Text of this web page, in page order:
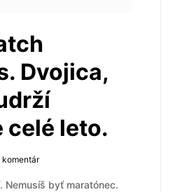
Dvojica,
celé leto.
komentár
Nemusíš byť maratónec.